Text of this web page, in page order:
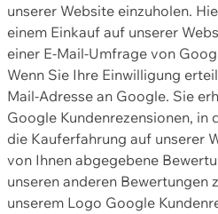
unserer Website einzuholen.
einem Einkauf auf unserer
einer E-Mail-Umfrage von
Wenn Sie Ihre Einwilligung
Mail-Adresse an Google. Sie
Google Kundenrezensionen, in
die Kauferfahrung auf unserer
von Ihnen abgegebene
unseren anderen Bewertungen
unserem Logo Google